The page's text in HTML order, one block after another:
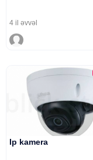
4 il əvvəl
Ip kamera